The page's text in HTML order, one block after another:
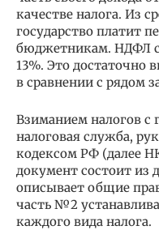
качестве налога. Из
государство платит
бюджетникам. НДФЛ
13%. Это достаточно
в сравнении с рядом
Взиманием налогов с
налоговая служба,
кодексом РФ (далее
документ состоит из
описывает общие
часть №2
каждого вида налога.